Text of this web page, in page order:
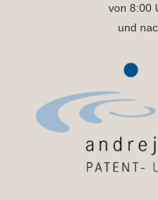
von 8:00
und